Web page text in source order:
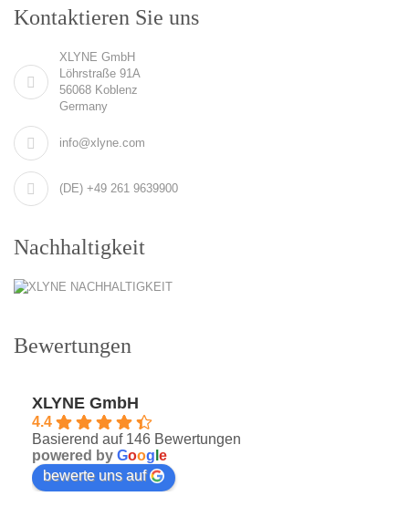
Kontaktieren Sie uns
XLYNE GmbH
Löhrstraße 91A
56068 Koblenz
Germany
info@xlyne.com
(DE) +49 261 9639900
Nachhaltigkeit
Bewertungen
XLYNE GmbH
4.4
Basierend auf 146 Bewertungen
powered by Goog e
bewerte uns auf